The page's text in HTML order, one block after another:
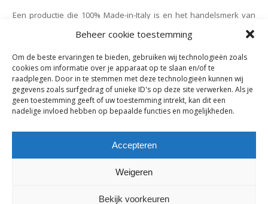
Beheer cookie toestemming
Om de beste ervaringen te bieden, gebruiken wij technologieën zoals
cookies om informatie over je apparaat op te slaan en/of te
raadplegen. Door in te stemmen met deze technologieën kunnen wij
gegevens zoals surfgedrag of unieke ID's op deze site verwerken. Als je
geen toestemming geeft of uw toestemming intrekt, kan dit een
nadelige invloed hebben op bepaalde functies en mogelijkheden.
Accepteren
Weigeren
Bekijk voorkeuren
Een productie die 100% Made-in-Italy is en het handelsmerk van
website:www.gruppoeuromobil.com/eng/desiree